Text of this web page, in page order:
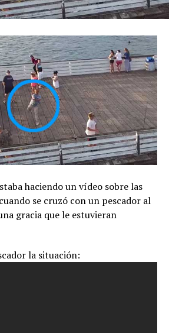
haciendo un vídeo sobre las
se cruzó con un pescador al
gracia que le estuvieran
la situación: